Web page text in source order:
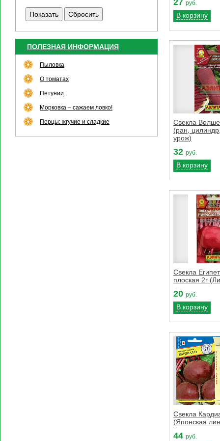
ПОЛЕЗНАЯ ИНФОРМАЦИЯ
Пыловка
О томатах
Петунии
Морковка – сажаем ловко!
Перцы: жгучие и сладкие
руб.
В корзину
Свекла
(ран,
урож)
32 руб.
В корзину
Свекла
плоская 2г
20 руб.
В корзину
Свекла
(Японская
44 руб.